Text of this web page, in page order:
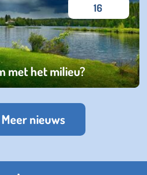
met het milieu?
16
Meer nieuws